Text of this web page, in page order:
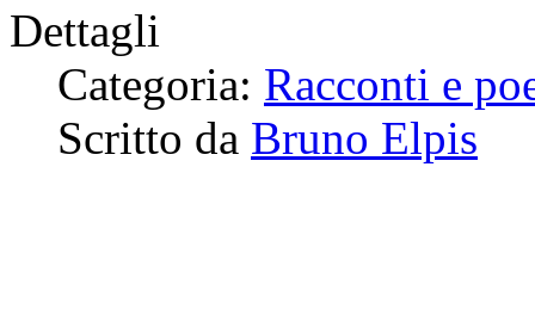
Dettagli
Categoria: Racconti e
Scritto da Bruno Elpis